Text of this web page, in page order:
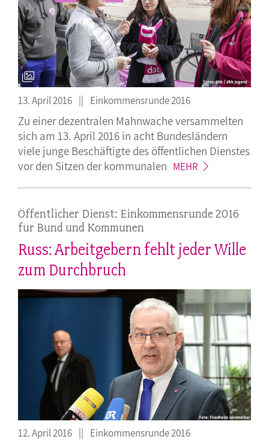
13. April 2016 Einkommensrunde 2016
Zu einer dezentralen Mahnwache versammelten
sich am 13. April 2016 in acht Bundesländern
viele junge Beschäftigte des öffentlichen Dienstes
vor den Sitzen derkommunalen MEHR
Öffentlicher Dienst: Einkommensrunde 2016
für Bund und Kommunen
Russ: Arbeitgebern fehlt jeder Wille
zum Durchbruch
12. April 2016 Einkommensrunde 2016